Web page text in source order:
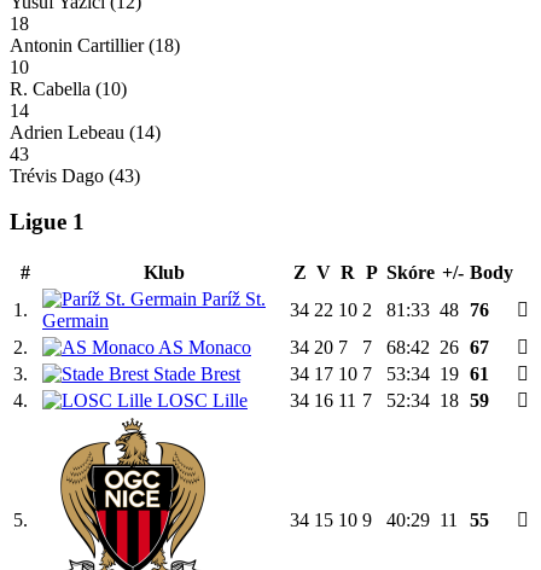
18
Antonin Cartillier(18)
10
R. Cabella (10)
14
Adrien Lebeau (14)
43
Trévis Dago (43)
Ligue 1
# Klub Z V R P Skóre +/- Body
1.
Paríž St.
Germain
34 22 10 2 81:33 48 76
2.
AS Monaco 34 20 7 7 68:42 26 67
3.
Stade Brest 34 17 10 7 53:34 19 61
4.
LOSC Lille 34 16 11 7 52:34 18 59
5. 34 15 10 9 40:29 11 55